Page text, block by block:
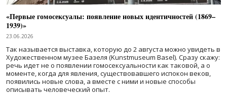
«Первые гомосексуалы: появление новых идентичностей (1869–
1939)»
23.06.2026
Так называется выставка, которую до 2 августа можно увидеть в
Художественном музее Базеля (Kunstmuseum Basel). Сразу скажу:
речь идет не о появлении гомосексуальности как таковой, а о
моменте, когда для явления, существовавшего испокон веков,
появились новые слова, а вместе с ними и новые способы
описывать человеческий опыт.